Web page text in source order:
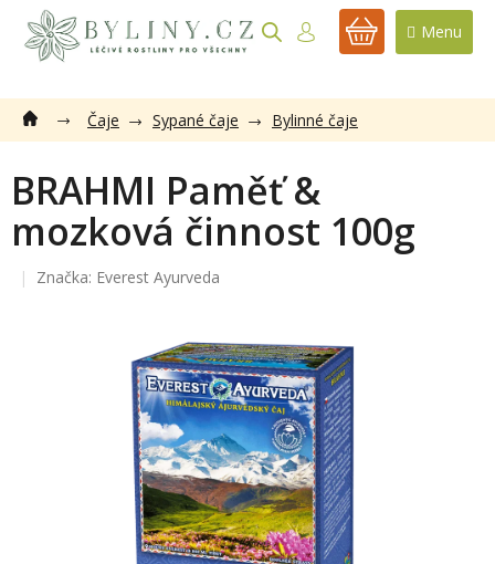
obsah
NÁKUPNÍ
Čaje Sypané čaje Bylinné čaje
BRAHMI Paměť &
mozková činnost 100g
Značka: Everest Ayurveda